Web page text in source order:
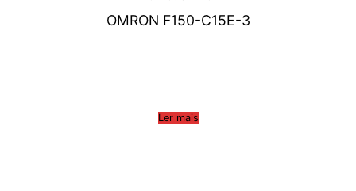
OMRON F150-C15E-3
Ler mais